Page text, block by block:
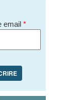
email *